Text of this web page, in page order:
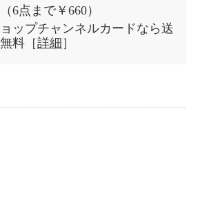
（6点まで￥660）
ップチャンネルカードなら送
料［詳細 ］